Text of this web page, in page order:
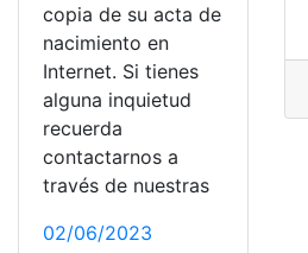
copia de su acta de
nacimiento en
Internet. Si tienes
alguna inquietud
recuerda
contactarnos a
través de nuestras
02/06/2023